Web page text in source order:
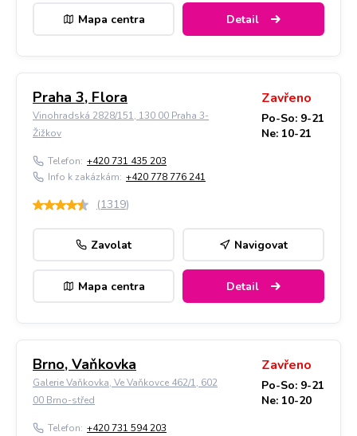
Mapa centra Detail
Praha 3, Flora
Vinohradská 2828/151, 130 00 Praha 3-
Žižkov
Zavřeno
Po-So: 9-21
Ne: 10-21
Telefon: +420 731 435 203
Info k zakázkám: +420 778 776 241
(1319)
Zavolat Navigovat
Mapa centra Detail
Brno, Vaňkovka
Galerie Vaňkovka, Ve Vaňkovce 462/1, 602
00 Brno-střed
Zavřeno
Po-So: 9-21
Ne: 10-20
Telefon: +420 731 594 203